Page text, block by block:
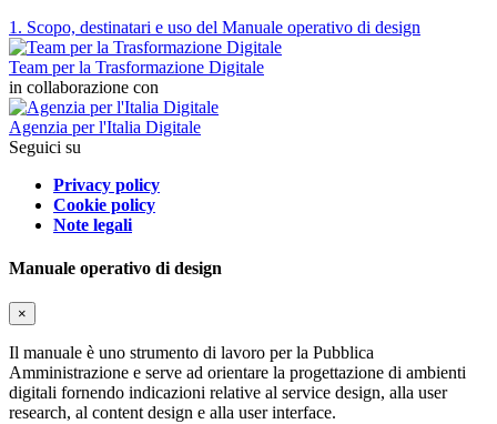
1. Scopo, destinatari e uso del Manuale operativo di design
Team per la Trasformazione Digitale
in collaborazione con
Agenzia per l'Italia Digitale
Seguici su
Privacy policy
Cookie policy
Note legali
Manuale operativo di design
×
Il manuale è uno strumento di lavoro per la Pubblica
Amministrazione e serve ad orientare la progettazione di ambienti
digitali fornendo indicazioni relative al service design, alla user
research, al content design e alla user interface.